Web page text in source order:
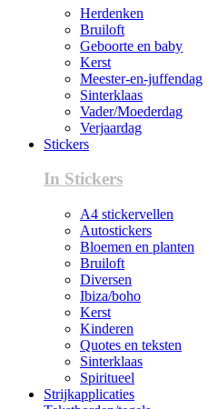
Herdenken
Bruiloft
Geboorte en baby
Kerst
Meester-en-juffendag
Sinterklaas
Vader/Moederdag
Verjaardag
Stickers
In Stickers
A4 stickervellen
Autostickers
Bloemen en planten
Bruiloft
Diversen
Ibiza/boho
Kerst
Kinderen
Quotes en teksten
Sinterklaas
Spiritueel
Strijkapplicaties